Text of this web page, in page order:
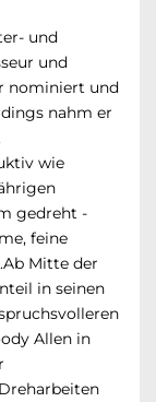
und
und
nominiert und
nahm er
wie
gedreht -
feine
Mitte der
in seinen
Allen in